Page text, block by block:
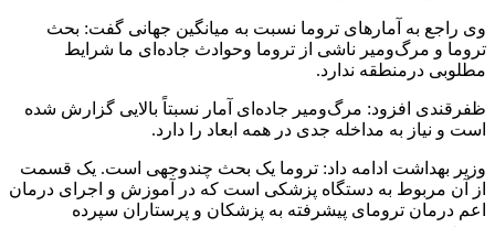
وی راجع به آمارهای تروما نسبت به میانگین جهانی گفت: بحث
تروما و مرگ‌ومیر ناشی از تروما وحوادث جاده‌ای ما شرایط
مطلوبی درمنطقه ندارد.
ظفرقندی افزود: مرگ‌ومیر جاده‌ای آمار نسبتاً بالایی گزارش شده
است و نیاز به مداخله جدی در همه ابعاد را دارد.
وزیر بهداشت ادامه داد: تروما یک بحث چندوجهی است. یک قسمت
از آن مربوط به دستگاه پزشکی است که در آموزش و اجرای درمان
اعم درمان ترومای پیشرفته به پزشکان و پرستاران سپرده